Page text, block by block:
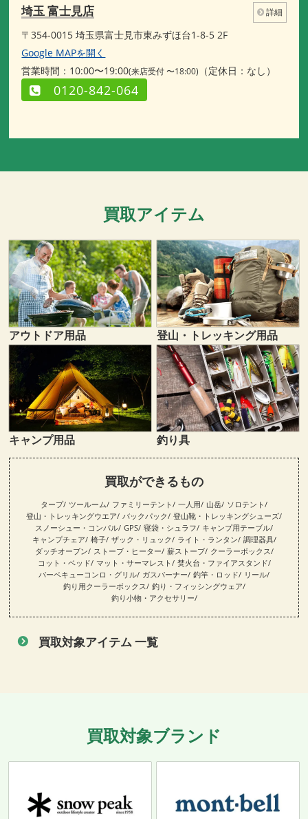
埼玉 富士見店 詳細
〒354-0015 埼玉県富士見市東みずほ台1-8-5 2F
Google MAPを開く
営業時間：10:00〜19:00(来店受付 〜18:00) （定休日：なし）
0120-842-064
買取アイテム
アウトドア用品 登山・トレッキング用品
キャンプ用品 釣り具
買取ができるもの
タープ ツールーム ファミリーテント 一人用 山岳 ソロテント
登山・トレッキングウエア
バックパック
登山靴・トレッキングシューズ
スノーシュー・コンパル GPS 寝袋・シュラフ
キャンプ用テーブル
キャンプチェア 椅子 ザック・リュック ライト・ランタン 調理器具
ダッチオーブン
ストーブ・ヒーター 薪ストーブ
クーラーボックス
コット・ベッド
マット・サーマレスト
焚火台・ファイアスタンド
バーベキューコンロ・グリル ガスバーナー 釣竿・ロッド
リール
釣り用クーラーボックス
釣り・フィッシングウェア
釣り小物・アクセサリー
買取対象アイテム 一覧
買取対象ブランド